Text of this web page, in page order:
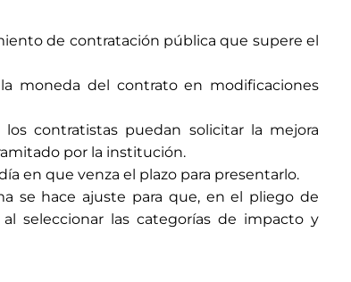
de contratación pública que supere el
moneda del contrato en modificaciones
contratistas puedan solicitar la mejora
por la institución.
en que venza el plazo para presentarlo.
se hace ajuste para que, en el pliego de
seleccionar las categorías de impacto y